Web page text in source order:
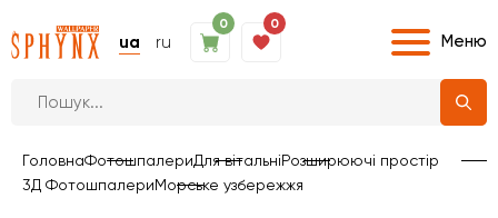
ua ru
0 0
Меню
ГоловнаФотошпалериДля вітальніРозширюючі простір
3Д ФотошпалериМорське узбережжя